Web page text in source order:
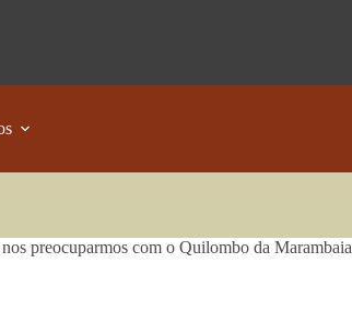
preocuparmos com o Quilombo da Marambaia